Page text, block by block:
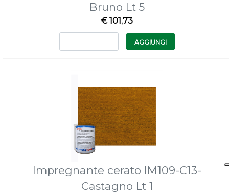
Bruno Lt 5
€ 101,73
Quantità
AGGIUNGI
Impregnante cerato IM109-C13-
Castagno Lt 1